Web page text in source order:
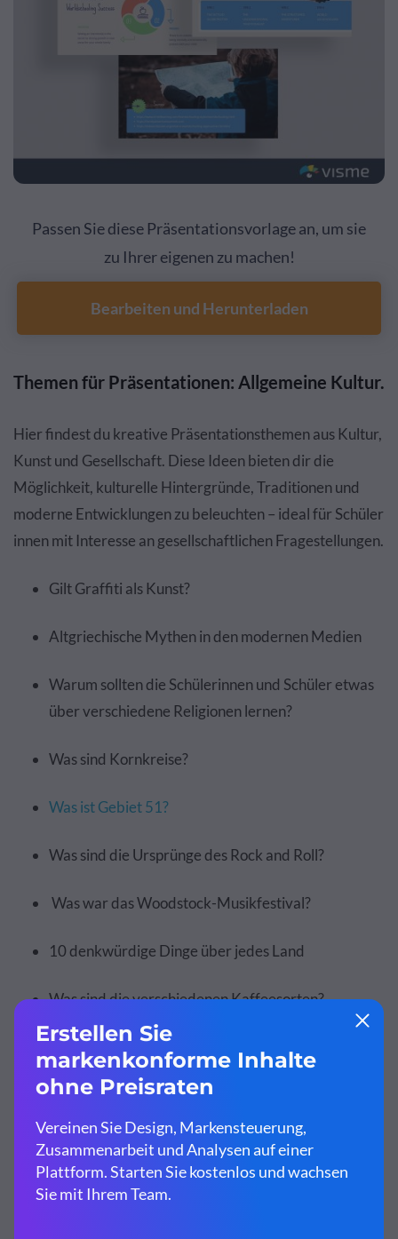
Passen Sie diese Präsentationsvorlage an, um sie
zu Ihrer eigenen zu machen!
Bearbeiten und Herunterladen
Themen für Präsentationen: Allgemeine Kultur.
Hier findest du kreative Präsentationsthemen aus Kultur,
Kunst und Gesellschaft. Diese Ideen bieten dir die
Möglichkeit, kulturelle Hintergründe, Traditionen und
moderne Entwicklungen zu beleuchten – ideal für Schüler
innen mit Interesse an gesellschaftlichen Fragestellungen.
Gilt Graffiti als Kunst?
Altgriechische Mythen in den modernen Medien
Warum sollten die Schülerinnen und Schüler etwas
über verschiedene Religionen lernen?
Was sind Kornkreise?
Was ist Gebiet 51?
Was sind die Ursprünge des Rock and Roll?
Was war das Woodstock-Musikfestival?
10 denkwürdige Dinge über jedes Land
Was sind die verschiedenen Kaffeesorten?
Was bedeutet es, "abseits des Netzes" zu leben?
Was ist Crossfit?
Was ist kulturelle Aneignung?
Was ist Feminismus?